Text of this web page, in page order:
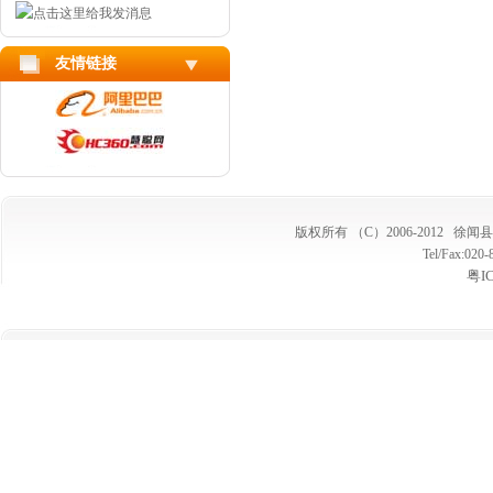
友情链接
版权所有 （C）2006-2012 徐闻
Tel/
粤